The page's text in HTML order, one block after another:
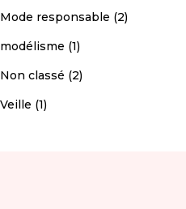
Mode responsable (2)
modélisme (1)
Non classé (2)
Veille (1)